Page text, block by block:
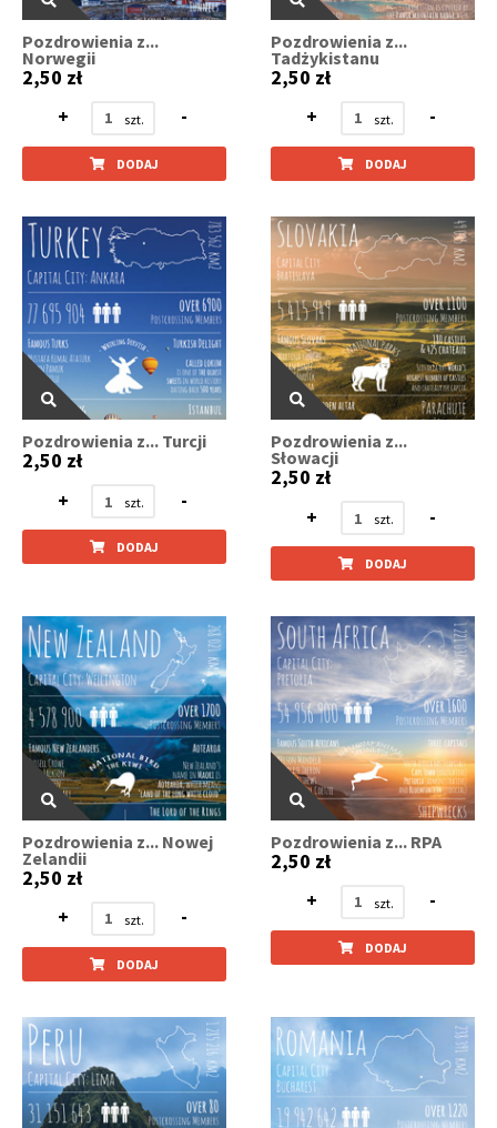
Pozdrowienia z...
Norwegii
2,50 zł
+
-
DODAJ
Pozdrowienia z...
Tadżykistanu
2,50 zł
+
-
DODAJ
Pozdrowienia z... Turcji
2,50 zł
+
-
DODAJ
Pozdrowienia z...
Słowacji
2,50 zł
+
-
DODAJ
Pozdrowienia z... Nowej
Zelandii
2,50 zł
+
-
DODAJ
Pozdrowienia z... RPA
2,50 zł
+
-
DODAJ